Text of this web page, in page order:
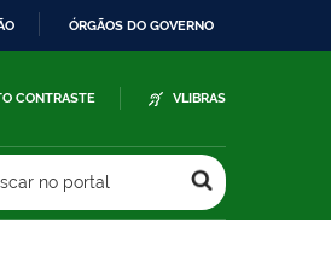
ÓRGÃOS DO GOVERNO
CONTRASTE VLIBRAS
no portal